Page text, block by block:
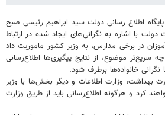
اطلاع رسانی دولت سید ابراهیم رئیسی صبح
با اشاره به نگرانی‌های ایجاد شده در ارتباط
در برخی مدارس، به وزیر کشور ماموریت داد
سریع‌تر موضوع، از نتایج پیگیری‌ها اطلاع‌رسانی
خانواده‌ها برطرف شود.
بهداشت، وزارت اطلاعات و دیگر بخش‌ها با وزیر
کرد و هرگونه اطلاع‌رسانی باید از طریق وزارت